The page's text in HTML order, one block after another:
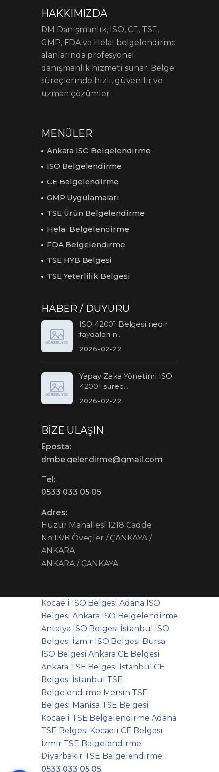
HAKKIMIZDA
DM Danışmanlık, ISO, CE, TSE,
GMP, FDA ve Helal belgelendirme
alanlarında profesyonel
danışmanlık hizmeti sunar. Belge
süreçlerinde hızlı, güvenilir ve
uzman çözümler.
MENÜLER
Ankara ISO Belgelendirme
ISO Belgelendirme
CE Belgelendirme
GMP Uygulamaları
TSE Ürün Belgelendirme
Helal Belgelendirme
FDA Belgelendirme
TSE HYB Belgesi
TSE Yeterlilik Belgesi
HABER / DUYURU
ISO 42001 Belgesi nedir
faydaları n...
2026-02-22
Yapay Zeka Yönetimi ISO
42001 sürec...
2026-02-22
BIZE ULAŞIN
Eposta:
dmbelgelendirme@gmail.com
Tel:
0533 033 05 05
Adres:
Huzur Mahallesi 1218 Cadde
No:13/B Öveçler / ÇANKAYA /
ANKARA
ANKARA / ÇANKAYA
Kocaeli ISO Belgesi Adana ISO
Belgesi Ankara ISO Belgelendirme
Antalya ISO Belgesi İstanbul ISO
Belgesi İzmir ISO Belgesi Bursa
ISO Belgesi Ankara CE Belgesi
Ankara TSE Belgesi İstanbul CE
Belgesi İstanbul TSE
Belgelendirme Mersin TSE
Belgesi Manisa TSE Belgesi
Kocaeli TSE Belgelendirme Adana
TSE Belgesi Kocaeli CE Belgesi
İzmir TSE Belgelendirme
Diyarbakır TSE Belgelendirme
0533 033 05 05